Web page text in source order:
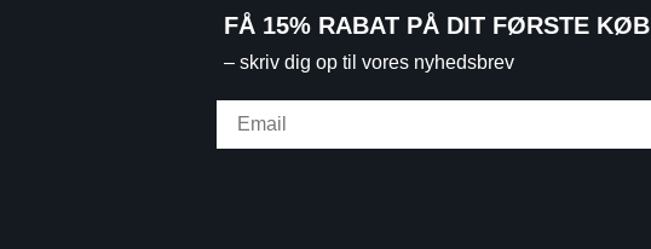
FÅ 15% RABAT PÅ DIT FØRSTE KØB
– skriv dig op til vores nyhedsbrev